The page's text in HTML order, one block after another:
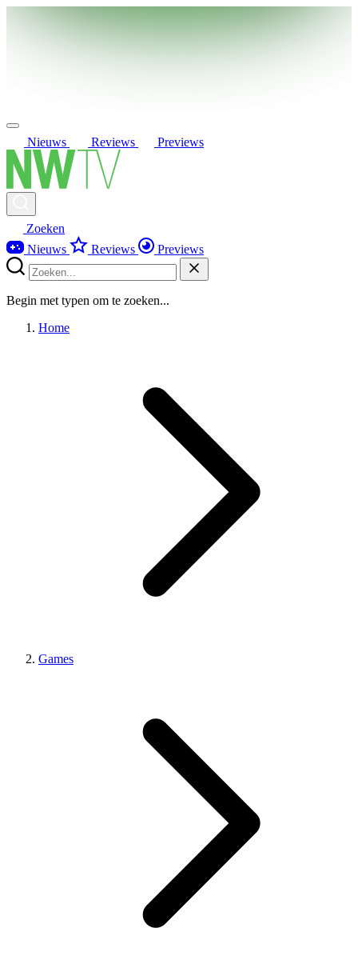
Nieuws Reviews Previews
Zoeken
Nieuws
Reviews Previews
Begin met typen om te zoeken...
Home
Games